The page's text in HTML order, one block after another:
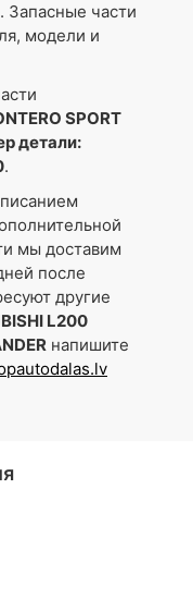
Запасные части
модели и
SPORT
детали:
.
мы доставим
после
другие
L200
напишите